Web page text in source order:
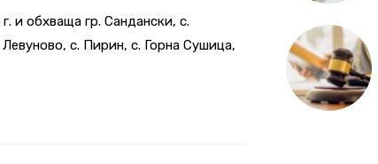
и обхваща гр. Сандански, с.
с. Пирин, с. Горна Сушица,